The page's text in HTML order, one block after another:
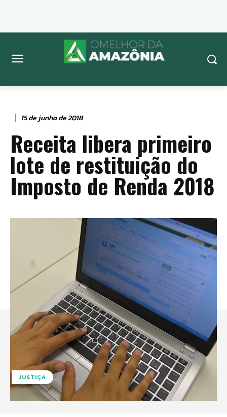
15 de junho de 2018
Receita libera primeiro
lote de restituição do
Imposto de Renda 2018
JUSTIÇA